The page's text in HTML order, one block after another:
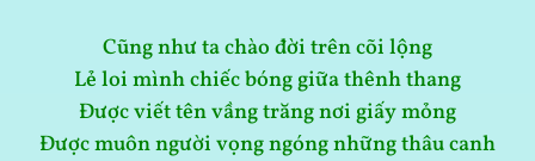
Cũng như ta chào đời trên cõi lộng
Lẻ loi mình chiếc bóng giữa thênh thang
Được viết tên vầng trăng nơi giấy mỏng
Được muôn người vọng ngóng những thâu canh